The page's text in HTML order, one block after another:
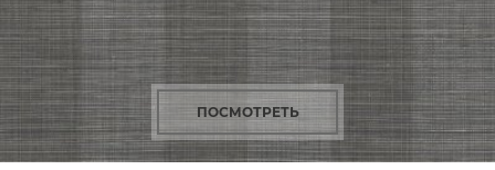
ПОСМОТРЕТЬ